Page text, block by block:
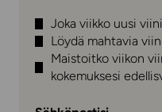
Joka viikko uusi
Löydä mahtavia
Maistoitko viikon
kokemuksesi